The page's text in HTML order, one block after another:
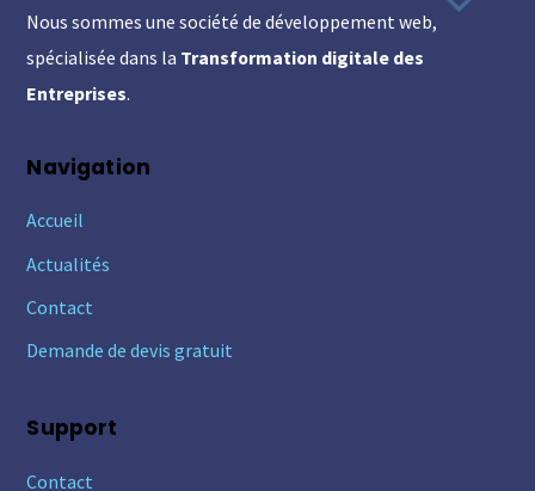
Top
Nous sommes une société de développement web,
spécialisée dans la Transformation digitale des
Entreprises.
Navigation
Accueil
Actualités
Contact
Demande de devis gratuit
Support
Contact